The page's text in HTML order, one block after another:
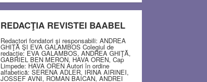
REDACŢIA REVISTEI BAABEL
Redactori fondatori şi responsabili: ANDREA
GHIŢĂ ŞI EVA GALAMBOS Colegiul de
redacţie: EVA GALAMBOS, ANDREA GHIŢĂ,
GABRIEL BEN MERON, HAVA OREN, Cap
Limpede: HAVA OREN Autori în ordine
alfabetică: SERENA ADLER, IRINA AIRINEI,
JOSSEF AVNI, ROMAN BAICAN, ANDREI